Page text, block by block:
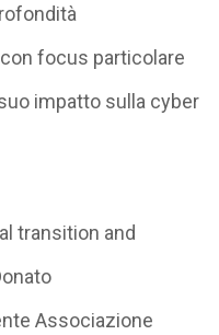
focus particolare
impatto sulla cyber
transition and
Associazione